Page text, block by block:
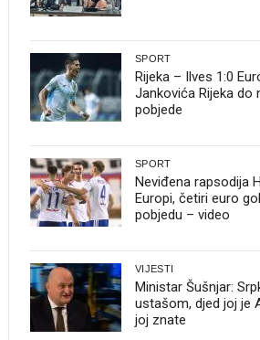
SPORT
Rijeka – Ilves 1:0
Jankovića Rijeka do
pobjede
SPORT
Neviđena rapsodija
Europi, četiri euro
pobjedu – video
VIJESTI
Ministar Šušnjar:
ustašom, djed joj je
joj znate